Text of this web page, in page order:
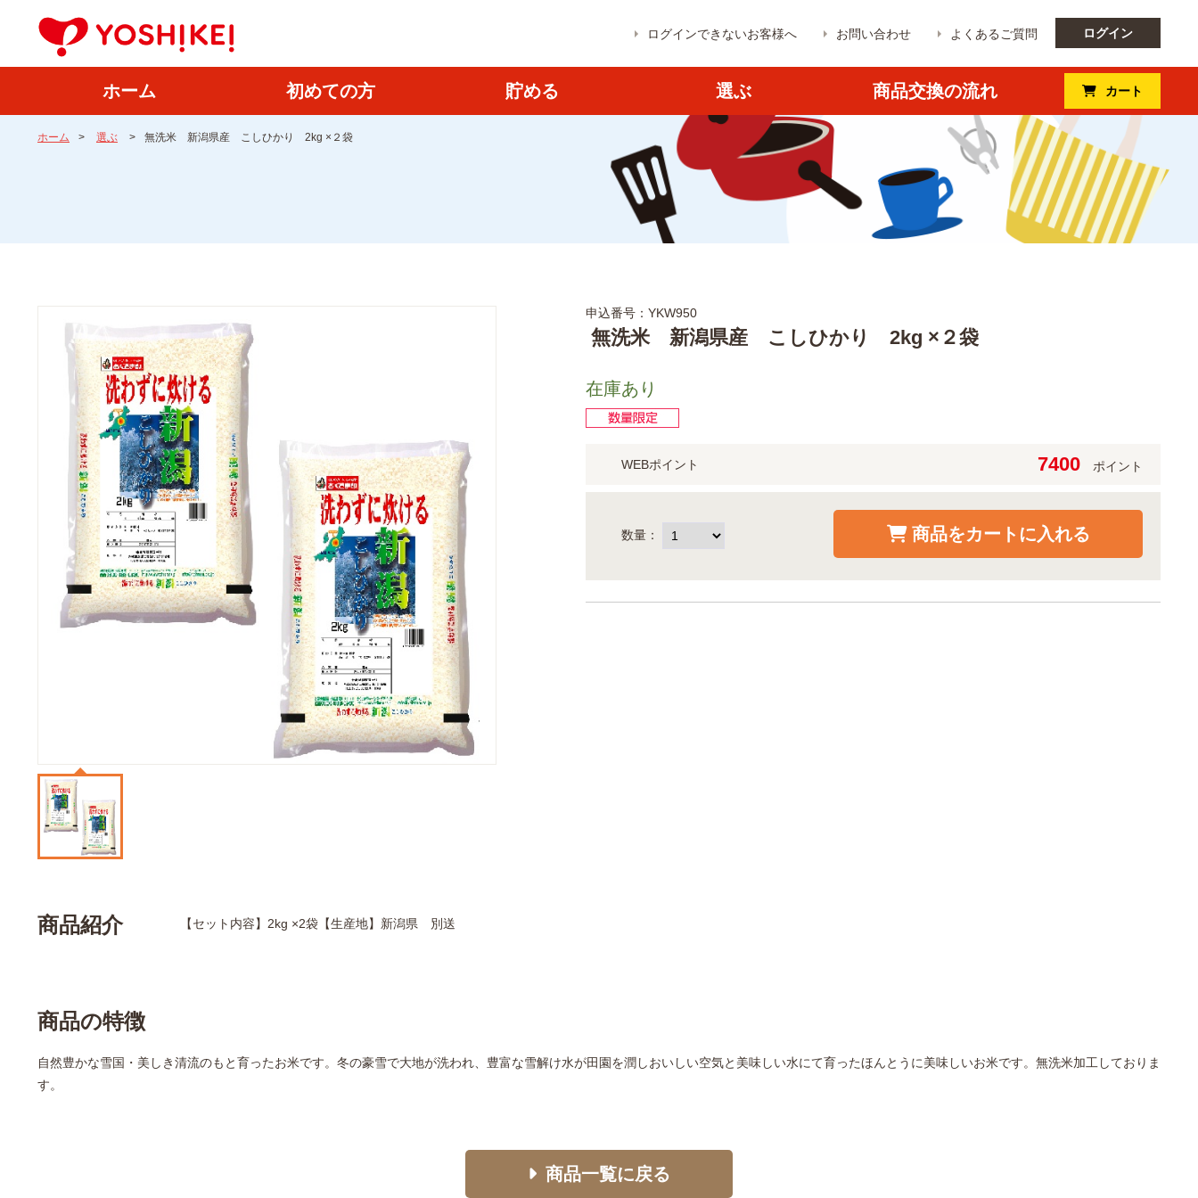
ログインできないお客様へ お問い合わせ よくあるご質問 ログイン
ホーム 初めての方 貯める 選ぶ 商品交換の流れ カート
ホーム > 選ぶ > 無洗米 新潟県産 こしひかり 2kg ×２袋
申込番号：YKW950
無洗米 新潟県産 こしひかり 2kg ×２袋
在庫あり
WEBポイント 7400 ポイント
数量：
商品紹介 【セット内容】2kg ×2袋【生産地】新潟県 別送
商品の特徴
自然豊かな雪国・美しき清流のもと育ったお米です。冬の豪雪で大地が洗われ、豊富な雪解け水が田園を潤しおいしい空気と美味しい水にて育ったほんとうに美味しいお米です。無洗米加工しておりま
す。
商品一覧に戻る